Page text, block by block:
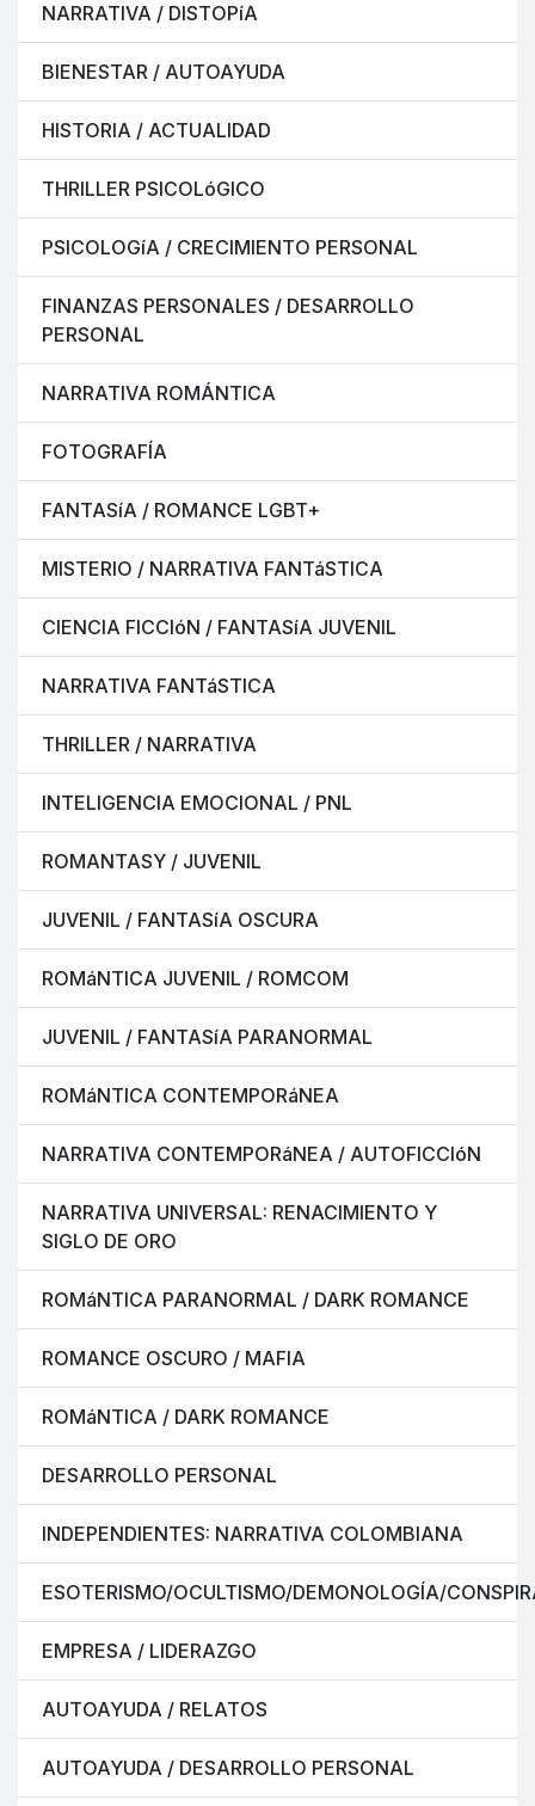
NARRATIVA / DISTOPíA
BIENESTAR / AUTOAYUDA
HISTORIA / ACTUALIDAD
THRILLER PSICOLóGICO
PSICOLOGíA / CRECIMIENTO PERSONAL
FINANZAS PERSONALES / DESARROLLO
PERSONAL
NARRATIVA ROMÁNTICA
FOTOGRAFÍA
FANTASíA / ROMANCE LGBT+
MISTERIO / NARRATIVA FANTáSTICA
CIENCIA FICCIóN / FANTASíA JUVENIL
NARRATIVA FANTáSTICA
THRILLER / NARRATIVA
INTELIGENCIA EMOCIONAL / PNL
ROMANTASY / JUVENIL
JUVENIL / FANTASíA OSCURA
ROMáNTICA JUVENIL / ROMCOM
JUVENIL / FANTASíA PARANORMAL
ROMáNTICA CONTEMPORáNEA
NARRATIVA CONTEMPORáNEA / AUTOFICCIóN
NARRATIVA UNIVERSAL: RENACIMIENTO Y
SIGLO DE ORO
ROMáNTICA PARANORMAL / DARK ROMANCE
ROMANCE OSCURO / MAFIA
ROMáNTICA / DARK ROMANCE
DESARROLLO PERSONAL
INDEPENDIENTES: NARRATIVA COLOMBIANA
ESOTERISMO/OCULTISMO/DEMONOLOGÍA/
EMPRESA / LIDERAZGO
AUTOAYUDA / RELATOS
AUTOAYUDA / DESARROLLO PERSONAL